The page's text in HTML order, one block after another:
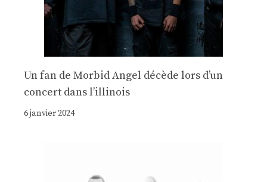
Un fan de Morbid Angel décède lors d’un
concert dans l’illinois
6 janvier 2024